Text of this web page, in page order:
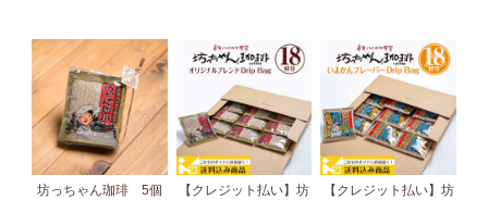
坊っちゃん珈琲 5個
【クレジット払い】坊
【クレジット払い】坊